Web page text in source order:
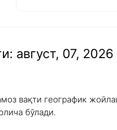
август, 07, 2026
вақти географик
бўлади.